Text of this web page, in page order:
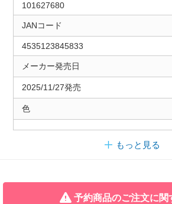
101627680
JANコード
4535123845833
メーカー発売日
2025/11/27発売
色
もっと見る
予約商品のご注文に関